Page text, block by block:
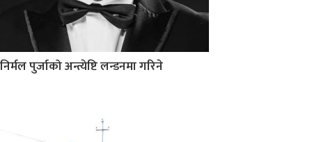
निर्मल पुर्जाको अन्त्येष्टि लन्डनमा गरिने